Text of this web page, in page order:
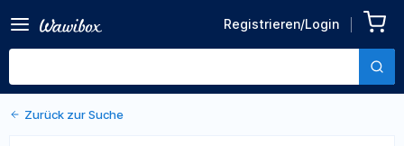
Registrieren/Login
Mischkanülen LN, gelb,
Packung à 50 Stück
Von R-dental
Zurück zu den Produktdetails
Zurück zur Suche